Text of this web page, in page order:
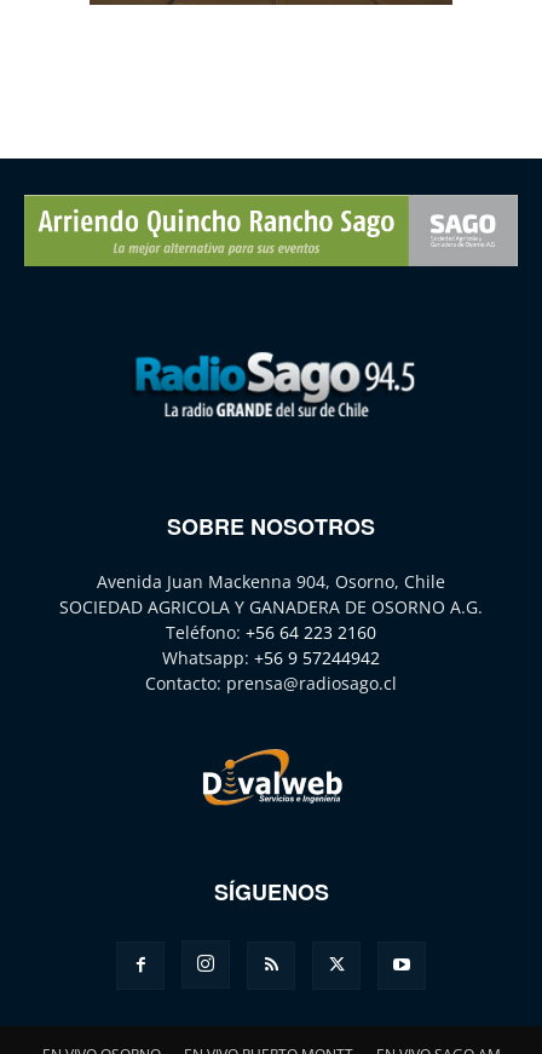
SOBRE NOSOTROS
Avenida Juan Mackenna 904, Osorno, Chile
SOCIEDAD AGRICOLA Y GANADERA DE OSORNO A.G.
Teléfono: +56 64 223 2160
Whatsapp: +56 9 57244942
Contacto: prensa@radiosago.cl
SÍGUENOS